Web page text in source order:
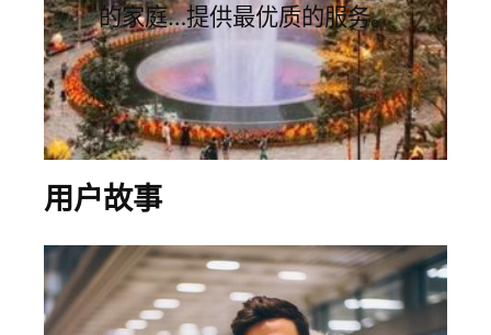
的家庭…提供最优质的服务。
用户故事